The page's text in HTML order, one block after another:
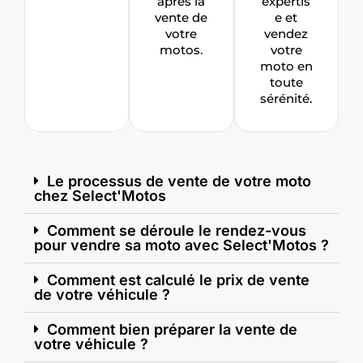
vente de
votre
motos.
e et
vendez
votre
moto en
toute
sérénité.
Le processus de vente de votre moto
chez Select'Motos
Comment se déroule le rendez-vous
pour vendre sa moto avec Select'Motos ?
Comment est calculé le prix de vente
de votre véhicule ?
Comment bien préparer la vente de
votre véhicule ?